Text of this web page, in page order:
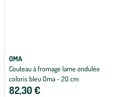
OMA
Couteau à fromage lame ondulée
coloris bleu Oma - 20 cm
82,30 €